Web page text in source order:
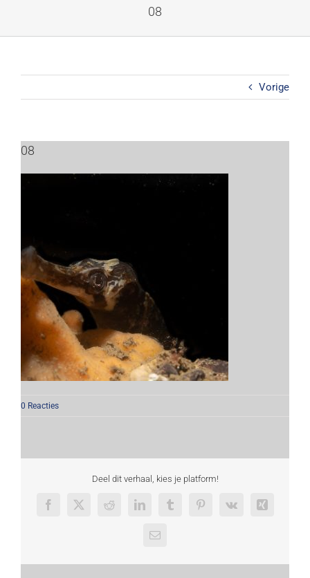
08
Vorige
08
0 Reacties
Deel dit verhaal, kies je platform!
Facebook
X RedditLinkedInTumblrPinterest
Vk Xing
E-